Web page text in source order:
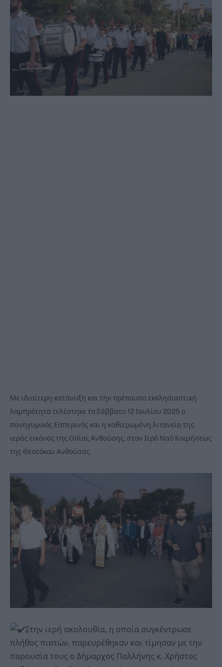
Με ιδιαίτερη κατάνυξη και την πρέπουσα εκκλησιαστική
λαμπρότητα τελέστηκε το Σάββατο 12 Ιουλίου 2025 ο
πανηγυρικός Εσπερινός και η καθιερωμένη λιτανεία της
ιεράς εικόνας της Οσίας Ανθούσης, στον Ιερό Ναό Κοιμήσεως
της Θεοτόκου Ανθούσας.
Στην ιερή ακολουθία, η οποία συγκέντρωσε
πλήθος πιστών, παρευρέθηκαν και τίμησαν με την
παρουσία τους ο Δήμαρχος Παλλήνης κ. Χρήστος